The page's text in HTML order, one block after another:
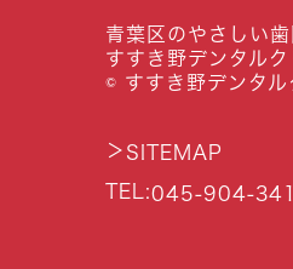
青葉区のやさしい
すすき野デンタル
© すすき野デンタル
＞ SITEMAP
TEL:045-904-